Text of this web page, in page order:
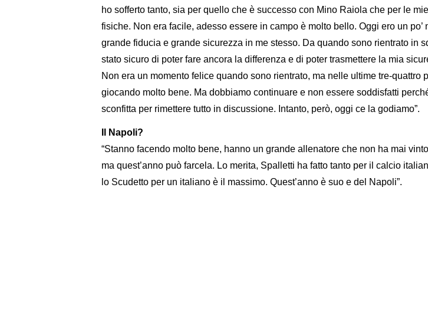
ho sofferto tanto, sia per quello che è successo con Mino Raiola che per le
fisiche. Non era facile, adesso essere in campo è molto bello. Oggi ero un po’
grande fiducia e grande sicurezza in me stesso. Da quando sono rientrato in
stato sicuro di poter fare ancora la differenza e di poter trasmettere la mia
Non era un momento felice quando sono rientrato, ma nelle ultime tre-quattro
giocando molto bene. Ma dobbiamo continuare e non essere soddisfatti
sconfitta per rimettere tutto in discussione. Intanto, però, oggi ce la godiamo”.
Il Napoli?
“Stanno facendo molto bene, hanno un grande allenatore che non ha mai
ma quest’anno può farcela. Lo merita, Spalletti ha fatto tanto per il calcio
lo Scudetto per un italiano è il massimo. Quest’anno è suo e del Napoli”.